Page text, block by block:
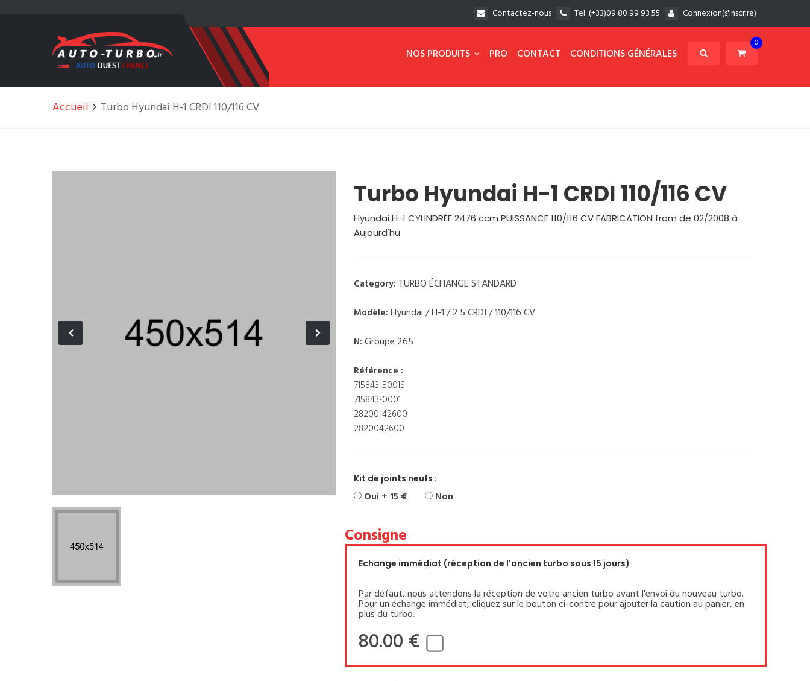
Contactez-nous Tel:(+33)09 80 99 93 55 Connexion(s'inscrire)
0
NOS PRODUITS PRO CONTACT CONDITIONS GÉNÉRALES
Accueil Turbo Hyundai H-1 CRDI 110/116 CV
Turbo Hyundai H-1 CRDI 110/116 CV
Hyundai H-1 CYLINDRÉE 2476 ccm PUISSANCE 110/116 CV FABRICATION from de 02/2008 à
Aujourd'hu
Category: TURBO ÉCHANGE STANDARD
Modèle: Hyundai / H-1 / 2.5 CRDI / 110/116 CV
N: Groupe 265
Référence :
715843-5001S
715843-0001
28200-42600
2820042600
Kit de joints neufs :
Oui + 15 € Non
Consigne
Echange immédiat (réception de l'ancien turbo sous 15 jours)
Par défaut, nous attendons la réception de votre ancien turbo avant l'envoi du nouveau turbo.
Pour un échange immédiat, cliquez sur le bouton ci-contre pour ajouter la caution au panier, en
plus du turbo.
80.00 €